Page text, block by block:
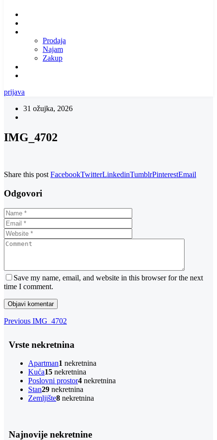
Prodaja
Najam
Zakup
prijava
31 ožujka, 2026
IMG_4702
Share this post FacebookTwitterLinkedinTumblrPinterestEmail
Odgovori
Save my name, email, and website in this browser for the next
time I comment.
Navigacija
Previous
Previous IMG_4702
Vrste nekretnina
Apartman1 nekretnina
Kuća15 nekretnina
Poslovni prostor4 nekretnina
Stan29 nekretnina
Zemljište8 nekretnina
Najnovije nekretnine